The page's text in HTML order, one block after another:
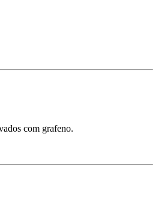
com grafeno.